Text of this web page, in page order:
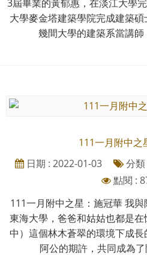
3屆畢業的黃郁惠，在淡江大學
大學麥金塔建築學院完成建築
幾間大學的建築系當講
111一月附中之
日期 : 2022-01-03
分類
點閱 :
111一月附中之星：施冠華 我
東海大學，爸爸和姑姑也都是
中）這個林木蒼翠的環境下成
阿公的期許，共同成為